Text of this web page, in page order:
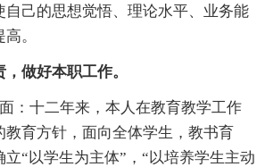
自己的思想觉悟、理论水平、业务能
。
做好本职工作。
十二年来，本人在教育教学工作
教育方针，面向全体学生，教书育
立“以学生为主体”，“以培养学生主动